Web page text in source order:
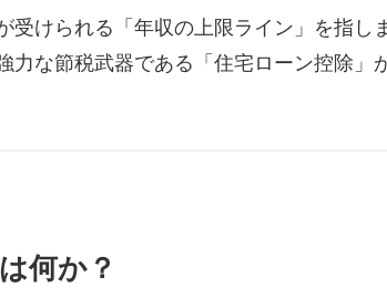
受けられる「年収の上限ライン」を指し
な節税武器である「住宅ローン控除」
何か？